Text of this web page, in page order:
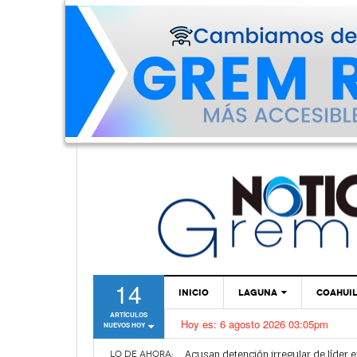
14
ARTÍCULOS
NUEVOS HOY
INICIO LAGUNA
TORREÓN
GÓMEZ PALACIO
Hoy es: 6 agosto 2026 03:05pm
LO DE AHORA: